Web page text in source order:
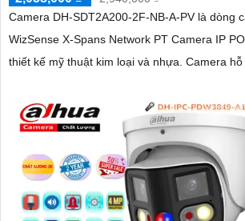
Camera DH-SDT2A200-2F-NB-A-PV là dòng
WizSense X-Spans Network PT Camera IP
thiết kế mỹ thuật kim loại